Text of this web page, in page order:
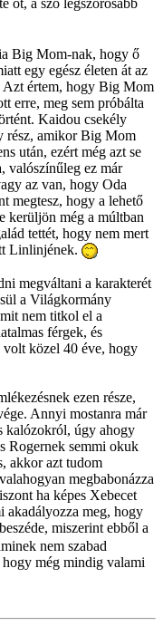
őt, a szó legszorosabb
Big Mom-nak, hogy ő
egy egész életen át az
Azt értem, hogy Big Mom
erre, meg sem próbálta
Kaidou csekély
rész, amikor Big Mom
után, ezért még azt se
valószínűleg ez már
az van, hogy Oda
megtesz, hogy a lehető
kerüljön még a múltban
tettét, hogy nem mert
Linlinjének.
megváltani a karakterét
a Világkormány
nem titkol el a
férgek, és
volt közel 40 éve, hogy
ezen része,
Annyi mostanra már
kalózokról, úgy ahogy
Rogernek semmi okuk
akkor azt tudom
megbabonázza
ha képes Xebecet
akadályozza meg, hogy
miszerint ebből a
nem szabad
még mindig valami